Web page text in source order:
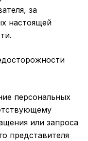
за
настоящей
персональных
или запроса
представителя